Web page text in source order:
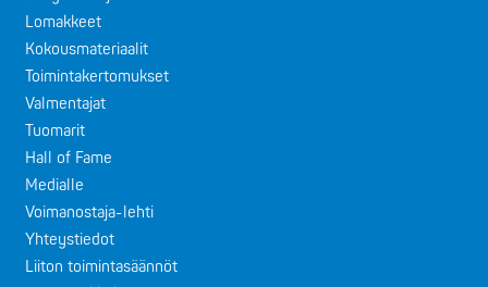
Lomakkeet
Kokousmateriaalit
Toimintakertomukset
Valmentajat
Tuomarit
Hall of Fame
Medialle
Voimanostaja-lehti
Yhteystiedot
Liiton toimintasäännöt